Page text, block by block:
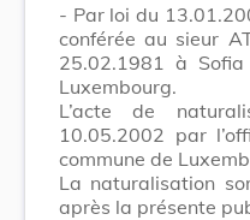
- Par loi du
conférée au sieur
25.02.1981 à
Luxembourg.
L’acte de
10.05.2002 par
commune de
La naturalisation
après la présente